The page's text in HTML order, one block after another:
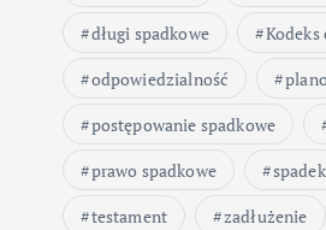
długi spadkowe
odpowiedzialność
postępowanie spadkowe
prawo spadkowe
spadek
testament
zadłużenie